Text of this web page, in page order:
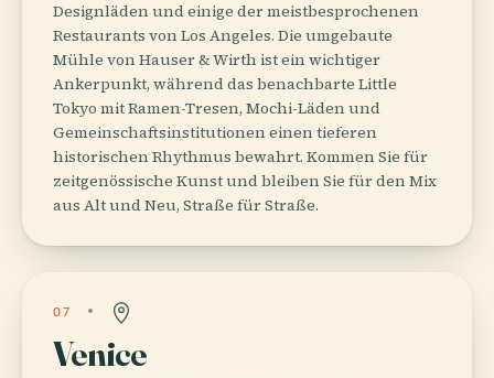
Designläden und einige der meistbesprochenen
Restaurants von Los Angeles. Die umgebaute
Mühle von Hauser & Wirth ist ein wichtiger
Ankerpunkt, während das benachbarte Little
Tokyo mit Ramen-Tresen, Mochi-Läden und
Gemeinschaftsinstitutionen einen tieferen
historischen Rhythmus bewahrt. Kommen Sie für
zeitgenössische Kunst und bleiben Sie für den Mix
aus Alt und Neu, Straße für Straße.
07
Venice